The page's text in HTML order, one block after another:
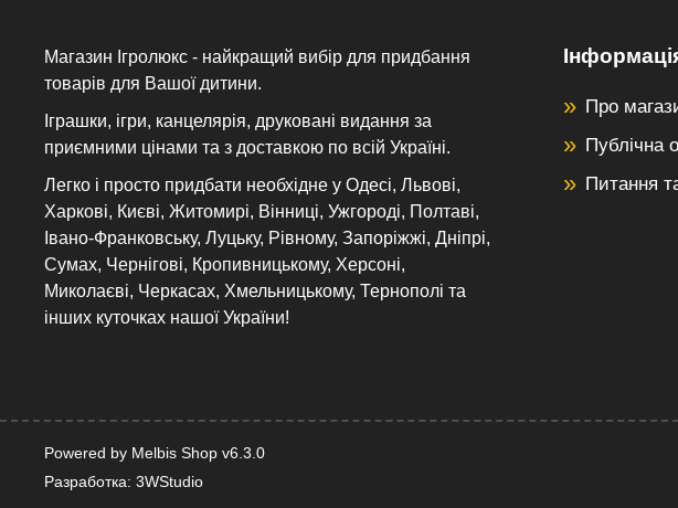
Магазин Ігролюкс - найкращий вибір для придбання
товарів для Вашої дитини.
Іграшки, ігри, канцелярія, друковані видання за
приємними цінами та з доставкою по всій Україні.
Легко і просто придбати необхідне у Одесі, Львові,
Харкові, Києві, Житомирі, Вінниці, Ужгороді, Полтаві,
Івано-Франковську, Луцьку, Рівному, Запоріжжі, Дніпрі,
Сумах, Чернігові, Кропивницькому, Херсоні,
Миколаєві, Черкасах, Хмельницькому, Тернополі та
інших куточках нашої України!
Про
Публічна
Питання
Powered by Melbis Shop v6.3.0